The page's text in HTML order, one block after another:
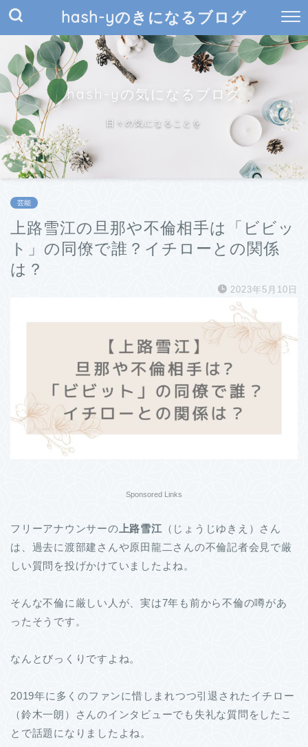
hash-yのきになるブログ
hash-yの気になるブログ
日々の気になることを
芸能
上路雪江の旦那や不倫相手は「ビビッ
ト」の同僚で誰？イチローとの関係
は？
2023年5月10日
Sponsored Links
フリーアナウンサーの 上路雪江 （じょうじゆきえ）さん
は、過去に渡部建さんや原田龍二さんの不倫記者会見で厳
しい質問を投げかけていましたよね。
そんな不倫に厳しい人が、実は7年も前から不倫の噂があ
ったそうです。
なんとびっくりですよね。
2019年に多くのファンに惜しまれつつ引退されたイチロー
（鈴木一朗）さんのインタビューでも失礼な質問をしたこ
とで話題になりましたよね。